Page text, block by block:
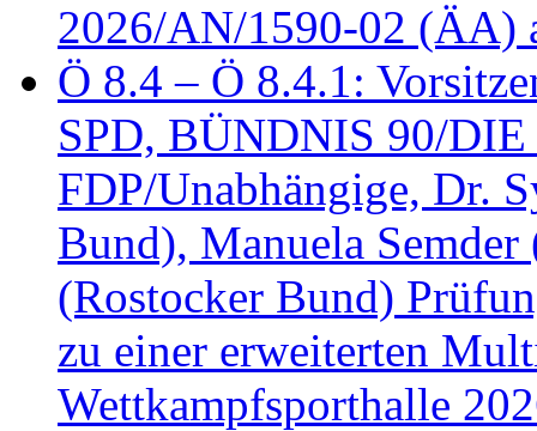
2026/AN/1590-02 (ÄA)
Ö 8.4 – Ö 8.4.1:
SPD, BÜNDNIS 90/
FDP/Unabhängige, Dr.
Bund), Manuela
(Rostocker Bund)
zu einer erweiterten
Wettkampfsporthalle